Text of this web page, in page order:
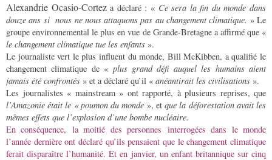
Alexandrie Ocasio-Corteza déclaré : « Ce sera la fin du monde dans
douze ans si nous ne nous attaquons pas au changement climatique. » Le
groupe environnemental le plus en vue de Grande-Bretagne a affirmé que «
le changement climatique tue les enfants ».
Le journaliste vert le plus influent du monde, Bill McKibben, a qualifié le
changement climatique de « plus grand défi auquel les humains aient
jamais été confrontés » et a déclaré qu’il « anéantirait les civilisations ».
Les journalistes « mainstream » ont rapporté, à plusieurs reprises, que
l’Amazonie était le « poumon du monde », etque la déforestation avait les
mêmes effets que l’explosion d’une bombe nucléaire.
En conséquence, la moitié des personnes interrogées dans le monde
l’année dernière ont déclaré qu’ils pensaient que le changement climatique
ferait disparaître l’humanité. Et en janvier, un enfant britannique sur cinq